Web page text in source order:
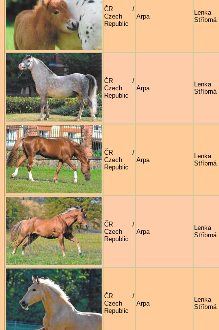
ČR /
Czech
Republic
Arpa
Lenka
Stříbrná
ČR /
Czech
Republic
Arpa
Lenka
Stříbrná
ČR /
Czech
Republic
Arpa
Lenka
Stříbrná
ČR /
Czech
Republic
Arpa
Lenka
Stříbrná
ČR /
Czech
Republic
Arpa
Lenka
Stříbrná